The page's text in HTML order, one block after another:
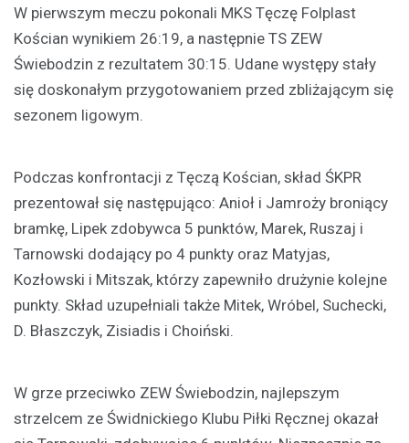
W pierwszym meczu pokonali MKS Tęczę Folplast
Kościan wynikiem 26:19, a następnie TS ZEW
Świebodzin z rezultatem 30:15. Udane występy stały
się doskonałym przygotowaniem przed zbliżającym się
sezonem ligowym.
Podczas konfrontacji z Tęczą Kościan, skład ŚKPR
prezentował się następująco: Anioł i Jamroży broniący
bramkę, Lipek zdobywca 5 punktów, Marek, Ruszaj i
Tarnowski dodający po 4 punkty oraz Matyjas,
Kozłowski i Mitszak, którzy zapewniło drużynie kolejne
punkty. Skład uzupełniali także Mitek, Wróbel, Suchecki,
D. Błaszczyk, Zisiadis i Choiński.
W grze przeciwko ZEW Świebodzin, najlepszym
strzelcem ze Świdnickiego Klubu Piłki Ręcznej okazał